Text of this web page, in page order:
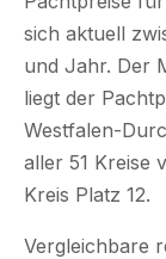
sich aktuell
und Jahr. Der
liegt der
Westfalen-
aller 51 Kreise
Kreis Platz 12.
Vergleichbare